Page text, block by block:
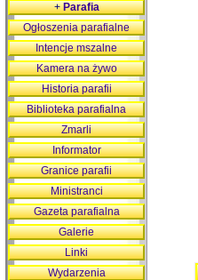
+Parafia
Ogłoszenia parafialne
Intencje mszalne
Kamera na żywo
Historia parafii
Biblioteka parafialna
Zmarli
Informator
Granice parafii
Ministranci
Gazeta parafialna
Galerie
Linki
Wydarzenia